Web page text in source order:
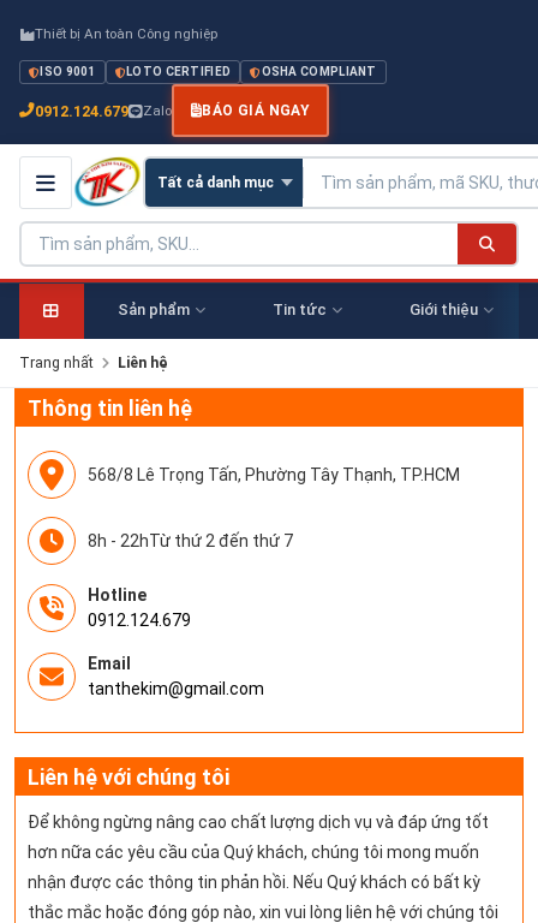
Thiết bị An toàn Công nghiệp
ISO 9001 LOTO CERTIFIED OSHA COMPLIANT
0912.124.679 Zalo BÁO GIÁ NGAY
Sản phẩm Tin tức Giới thiệu
Trang nhất Liên hệ
Thông tin liên hệ
568/8 Lê Trọng Tấn, Phường Tây Thạnh, TP.HCM
8h - 22hTừ thứ 2 đến thứ 7
Hotline
0912.124.679
Email
tanthekim@gmail.com
Liên hệ với chúng tôi
Để không ngừng nâng cao chất lượng dịch vụ và đáp ứng tốt
hơn nữa các yêu cầu của Quý khách, chúng tôi mong muốn
nhận được các thông tin phản hồi. Nếu Quý khách có bất kỳ
thắc mắc hoặc đóng góp nào, xin vui lòng liên hệ với chúng tôi